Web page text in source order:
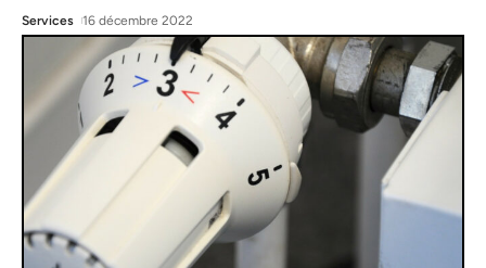
Services 16 décembre 2022